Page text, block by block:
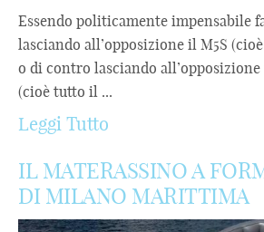
Essendo politicamente impensabile
lasciando all’opposizione il M5S
o di contro lasciando
(cioè tutto il ...
Leggi Tutto
IL MATERASSINO A
DI MILANO MARITTIMA